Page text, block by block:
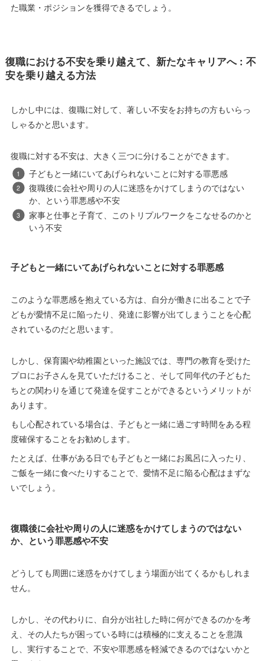
た職業・ポジションを獲得できるでしょう。
復職における不安を乗り越えて、新たなキャリアへ : 不
安を乗り越える方法
しかし中には、復職に対して、著しい不安をお持ちの方もいらっ
しゃるかと思います。
復職に対する不安は、大きく三つに分けることができます。
子どもと一緒にいてあげられないことに対する罪悪感
復職後に会社や周りの人に迷惑をかけてしまうのではない
か、という罪悪感や不安
家事と仕事と子育て、このトリプルワークをこなせるのかと
いう不安
子どもと一緒にいてあげられないことに対する罪悪感
このような罪悪感を抱えている方は、自分が働きに出ることで子
どもが愛情不足に陥ったり、発達に影響が出てしまうことを心配
されているのだと思います。
しかし、保育園や幼稚園といった施設では、専門の教育を受けた
プロにお子さんを見ていただけること、そして同年代の子どもた
ちとの関わりを通じて発達を促すことができるというメリットが
あります。
もし心配されている場合は、子どもと一緒に過ごす時間をある程
度確保することをお勧めします。
たとえば、仕事がある日でも子どもと一緒にお風呂に入ったり、
ご飯を一緒に食べたりすることで、愛情不足に陥る心配はまずな
いでしょう。
復職後に会社や周りの人に迷惑をかけてしまうのではない
か、という罪悪感や不安
どうしても周囲に迷惑をかけてしまう場面が出てくるかもしれま
せん。
しかし、その代わりに、自分が出社した時に何ができるのかを考
え、その人たちが困っている時には積極的に支えることを意識
し、実行することで、不安や罪悪感を軽減できるのではないかと